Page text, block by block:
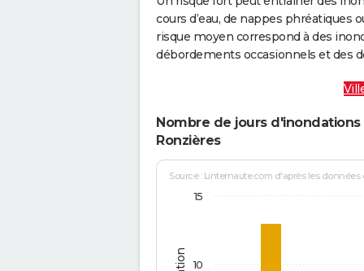
cours d’eau, de nappes phréatiques
risque moyen correspond à des
débordements occasionnels et des
Nombre de jours
Ronzières
Source : Linternaute.com d'après les données
10
15